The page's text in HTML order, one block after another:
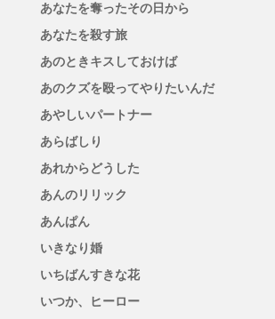
あなたを奪ったその日から
あなたを殺す旅
あのときキスしておけば
あのクズを殴ってやりたいんだ
あやしいパートナー
あらばしり
あれからどうした
あんのリリック
あんぱん
いきなり婚
いちばんすきな花
いつか、ヒーロー